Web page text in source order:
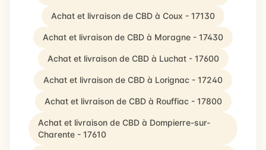
Achat et livraison de CBD à Coux - 17130
Achat et livraison de CBD à Moragne - 17430
Achat et livraison de CBD à Luchat - 17600
Achat et livraison de CBD à Lorignac - 17240
Achat et livraison de CBD à Rouffiac - 17800
Achat et livraison de CBD à Dompierre-sur-
Charente - 17610